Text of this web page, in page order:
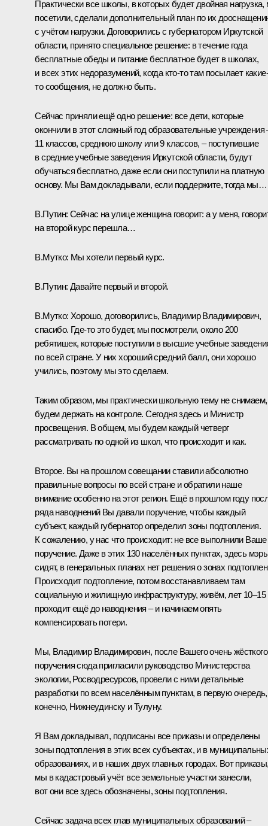
Практически все школы, в которых будет двойная
посетили, сделали дополнительный план по их
с учётом нагрузки. Договорились с губернатором Иркутской
области, принято специальное решение: в течение года
бесплатные обеды и питание бесплатное будет в школах,
и всех этих недоразумений, когда кто-то там посылает какие-
то сообщения, не должно быть.
Сейчас приняли ещё одно решение: все дети, которые
окончили в этот сложный год образовательные учреждения
11 классов, среднюю школу или 9 классов, – поступившие
в средние учебные заведения Иркутской области, будут
обучаться бесплатно, даже если они поступили на платную
основу. Мы Вам докладывали, если поддержите, тогда мы…
В.Путин: Сейчас на улице женщина говорит: а у меня,
на второй курс перешла…
В.Мутко: Мы хотели первый курс.
В.Путин: Давайте первый и второй.
В.Мутко: Хорошо, договорились, Владимир Владимирович,
спасибо. Где-то это будет, мы посмотрели, около 200
ребятишек, которые поступили в высшие учебные
по всей стране. У них хороший средний балл, они хорошо
учились, поэтому мы это сделаем.
Таким образом, мы практически школьную тему не снимаем,
будем держать на контроле. Сегодня здесь и Министр
просвещения. В общем, мы будем каждый четверг
рассматривать по одной из школ, что происходит и как.
Второе. Вы на прошлом совещании ставили абсолютно
правильные вопросы по всей стране и обратили наше
внимание особенно на этот регион. Ещё в прошлом году
ряда наводнений Вы давали поручение, чтобы каждый
субъект, каждый губернатор определил зоны подтопления.
К сожалению, у нас что происходит: не все выполнили Ваше
поручение. Даже в этих 130 населённых пунктах, здесь
сидят, в генеральных планах нет решения о зонах
Происходит подтопление, потом восстанавливаем там
социальную и жилищную инфраструктуру, живём, лет 10–15
проходит ещё до наводнения – и начинаем опять
компенсировать потери.
Мы, Владимир Владимирович, после Вашего очень жёсткого
поручения сюда пригласили руководство Министерства
экологии, Росводресурсов, провели с ними детальные
разработки по всем населённым пунктам, в первую очередь,
конечно, Нижнеудинску и Тулуну.
Я Вам докладывал, подписаны все приказы и определены
зоны подтопления в этих всех субъектах, и в
образованиях, и в наших двух главных городах. Вот
мы в кадастровый учёт все земельные участки занесли,
вот они все здесь обозначены, зоны подтопления.
Сейчас задача всех глав муниципальных образований –